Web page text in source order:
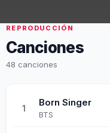
REPRODUCCIÓN
Canciones
48 canciones
1
Born Singer
BTS